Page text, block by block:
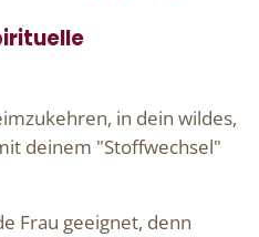
in dein wildes,
deinem "Stoffwechsel"
Frau geeignet, denn